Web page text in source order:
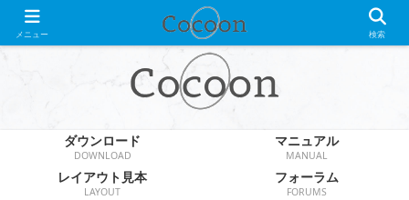
WordPress無料テーマ
ダウンロード
DOWNLOAD
マニュアル
MANUAL
レイアウト見本
LAYOUT
フォーラム
FORUMS
メニュー 検索